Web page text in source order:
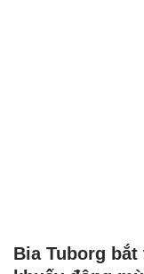
Bia Tuborg